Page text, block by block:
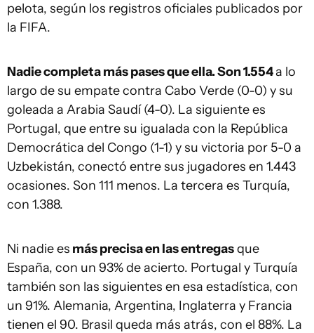
pelota, según los registros oficiales publicados por
la FIFA.
Nadie completa más pases que ella. Son 1.554a lo
largo de su empate contra Cabo Verde (0-0) y su
goleada a Arabia Saudí (4-0). La siguiente es
Portugal, que entre su igualada con la República
Democrática del Congo (1-1) y su victoria por 5-0 a
Uzbekistán, conectó entre sus jugadores en 1.443
ocasiones. Son 111 menos. La tercera es Turquía,
con 1.388.
Ni nadie es más precisa en las entregasque
España, con un 93% de acierto. Portugal y Turquía
también son las siguientes en esa estadística, con
un 91%. Alemania, Argentina, Inglaterra y Francia
tienen el 90. Brasil queda más atrás, con el 88%. La